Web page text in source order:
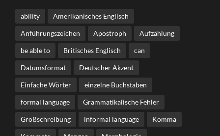
ability Amerikanisches Englisch
Anführungszeichen Apostroph Aufzählung
be able to Britisches Englisch can
Datumsformat Deutscher Akzent
Einfache Wörter einzelne Buchstaben
formal language Grammatikalische Fehler
Großschreibung informal language Komma